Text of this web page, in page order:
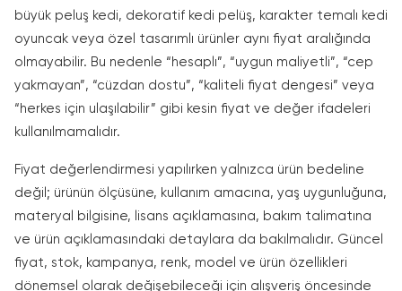
büyük peluş kedi, dekoratif kedi pelüş, karakter temalı kedi
oyuncak veya özel tasarımlı ürünler aynı fiyat aralığında
olmayabilir. Bu nedenle “hesaplı”, “uygun maliyetli”, “cep
yakmayan”, “cüzdan dostu”, “kaliteli fiyat dengesi” veya
“herkes için ulaşılabilir” gibi kesin fiyat ve değer ifadeleri
kullanılmamalıdır.
Fiyat değerlendirmesi yapılırken yalnızca ürün bedeline
değil; ürünün ölçüsüne, kullanım amacına, yaş uygunluğuna,
materyal bilgisine, lisans açıklamasına, bakım talimatına
ve ürün açıklamasındaki detaylara da bakılmalıdır. Güncel
fiyat, stok, kampanya, renk, model ve ürün özellikleri
dönemsel olarak değişebileceği için alışveriş öncesinde